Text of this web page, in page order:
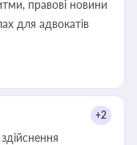
правові новини
для адвокатів
+2